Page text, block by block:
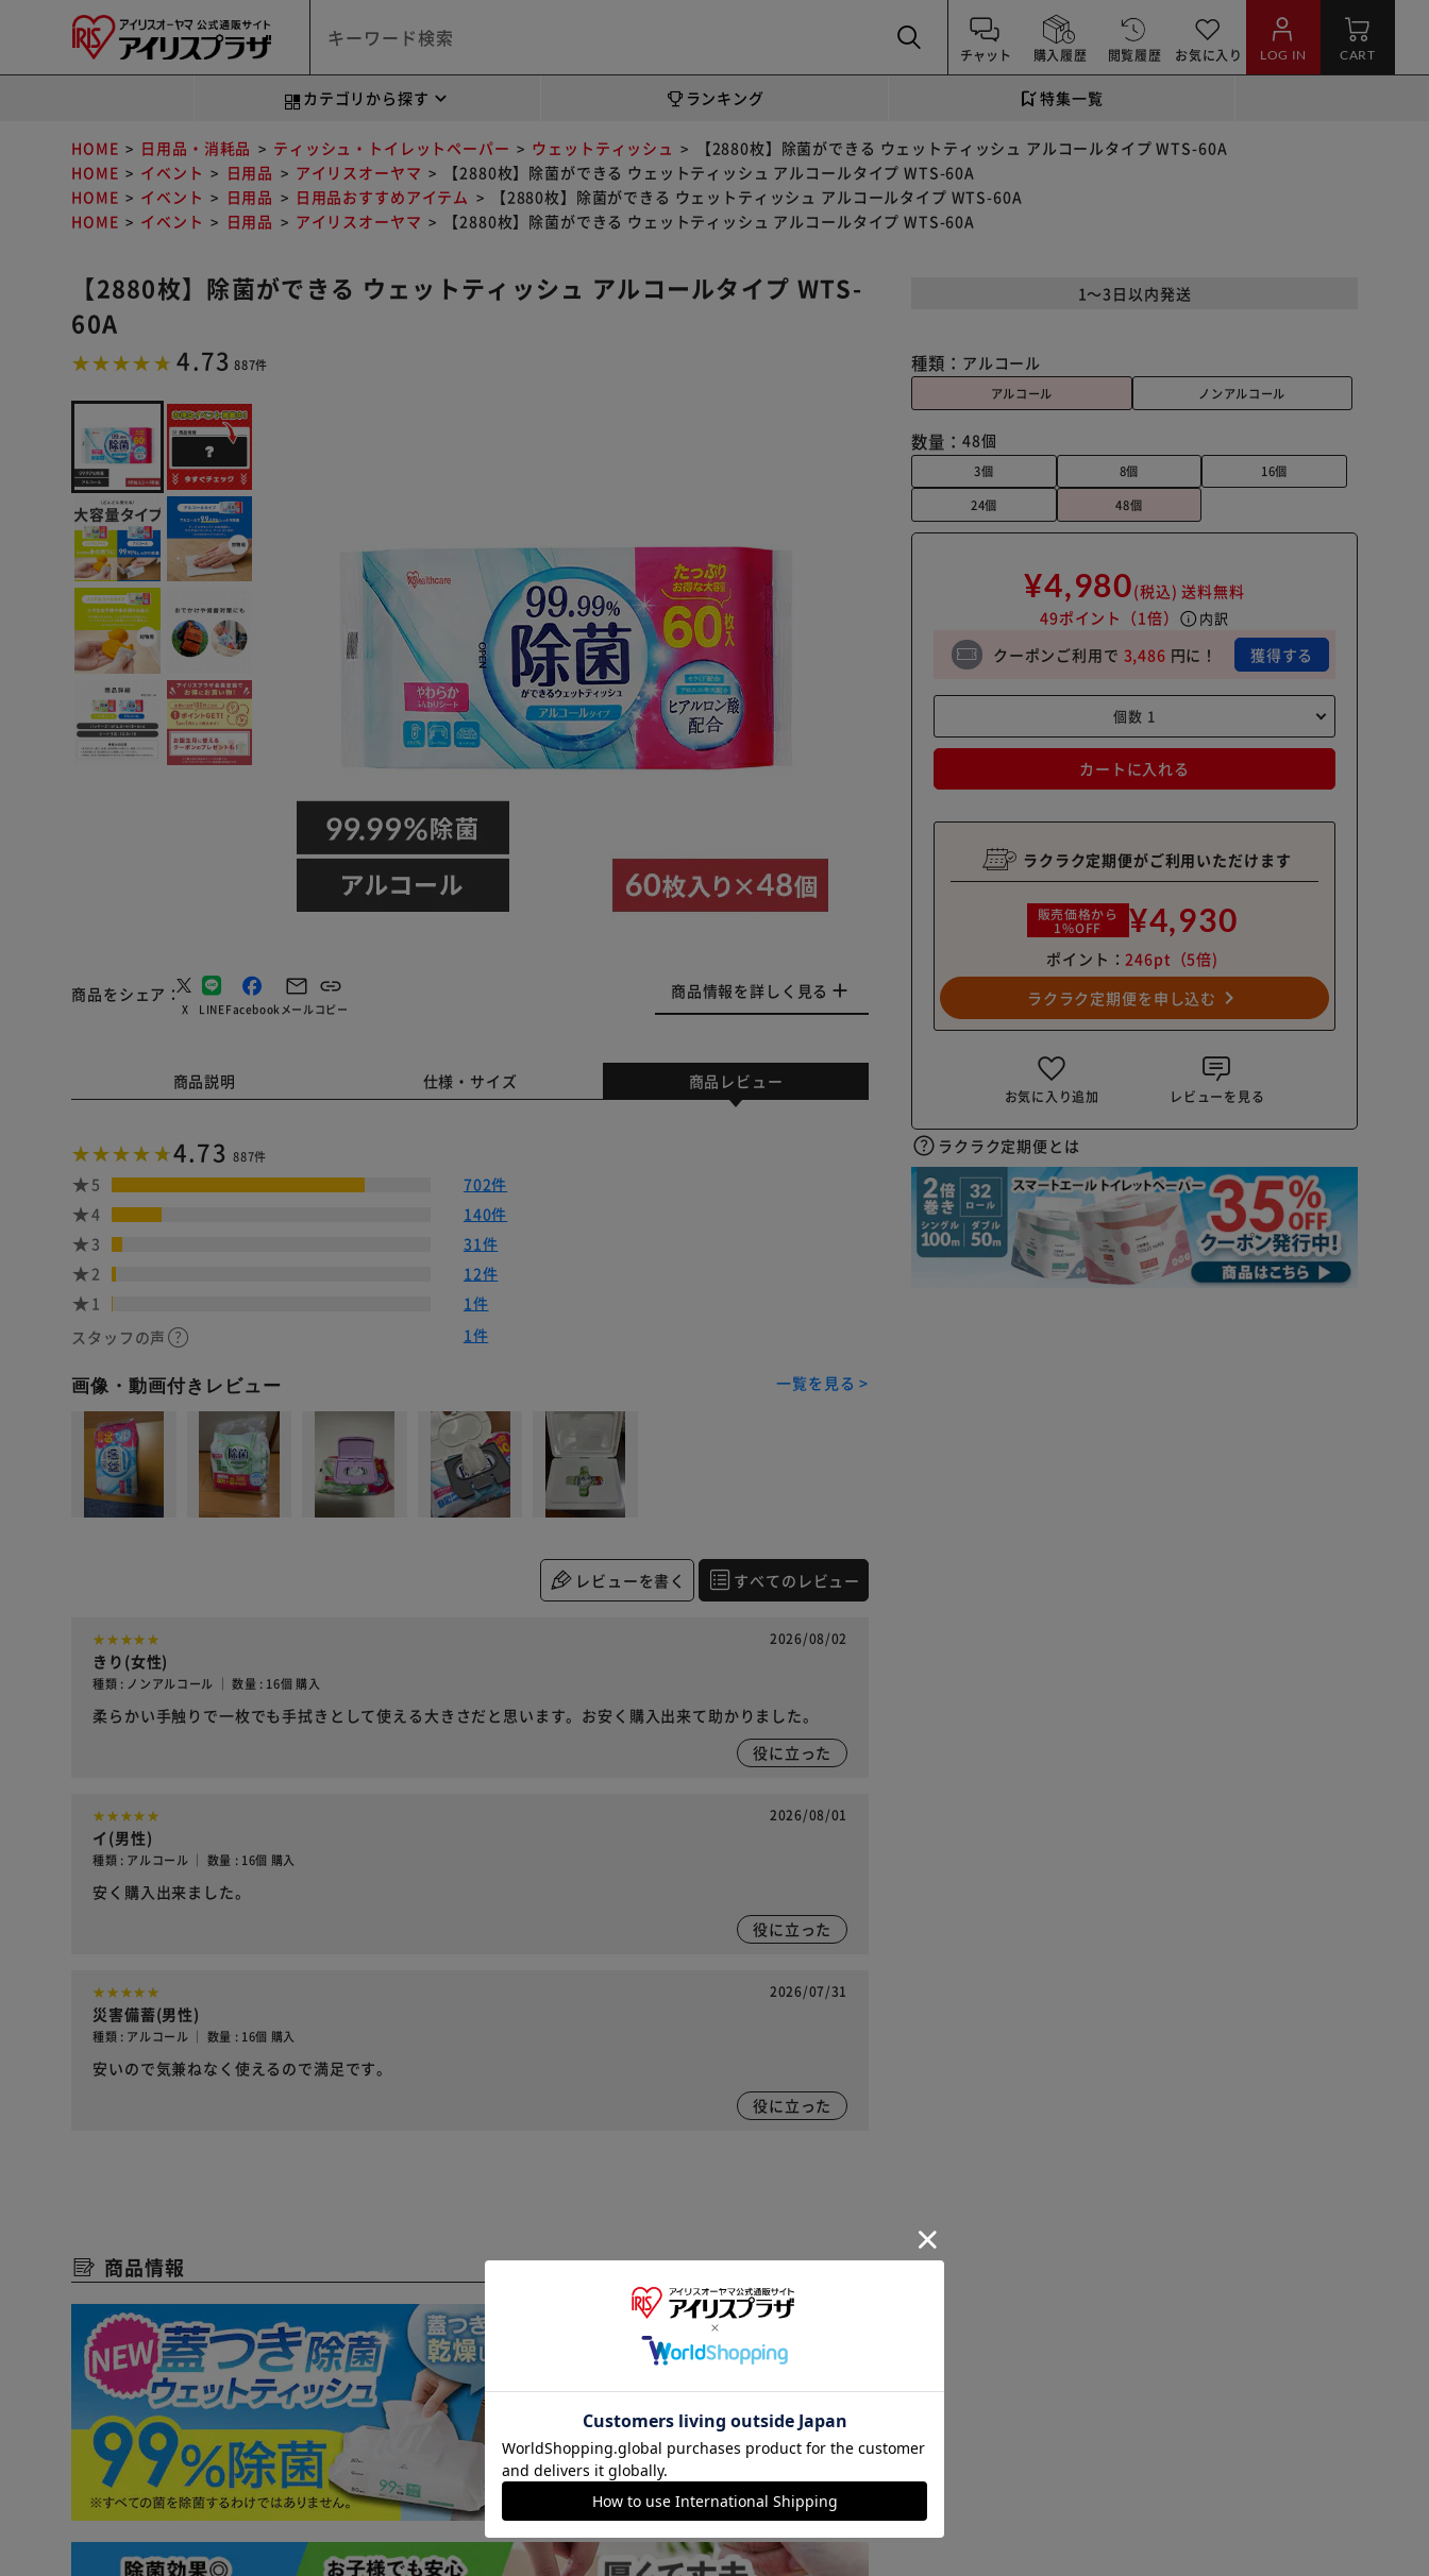
チャット 購入履歴 閲覧履歴 お気に入り LOG IN CART
カテゴリから探す ランキング 特集一覧
HOME 日用品・消耗品 ティッシュ・トイレットペーパー ウェットティッシュ
【2880枚】除菌ができる ウェットティッシュ アルコールタイプ WTS-60A
HOME
イベント 日用品 アイリスオーヤマ
【2880枚】除菌ができる ウェットティッシュ アルコールタイプ WTS-60A
HOME
イベント 日用品 日用品おすすめアイテム
【2880枚】除菌ができる ウェットティッシュ アルコールタイプ WTS-60A
HOME
イベント 日用品 アイリスオーヤマ 【2880枚】除菌ができる ウェットティッシュ アルコールタイプ WTS-60A
【2880枚】除菌ができる ウェットティッシュ アルコールタイプ WTS-
60A
4.73 887件
商品をシェア
X LINEFacebookメールコピー
商品情報を詳しく見る
1～3日以内発送
種類： アルコール
アルコール ノンアルコール
数量： 48個
3個 8個
16個
24個
48個
¥4,980(税込) 送料無料
49ポイント （1倍） info 内訳
クーポンご利用で 3,486 円に！ 獲得する
カートに入れる
ラクラク定期便がご利用いただけます
販売価格から
1%OFF ¥4,930
ポイント：246pt （5倍)
ラクラク定期便を申し込む navigate_next
お気に入り追加 レビューを見る
ラクラク定期便とは
商品説明 仕様・サイズ 商品レビュー
4.73 887件
5
702件
4
140件
3
31件
2
12件
1
1件
スタッフの声
1件
画像・動画付きレビュー 一覧を見る >
レビューを書く すべてのレビュー
2026/08/02
きり(女性)
種類 : ノンアルコール ｜ 数量 : 16個 購入
柔らかい手触りで一枚でも手拭きとして使える大きさだと思います。お安く購入出来て助かりました。
役に立った
2026/08/01
イ(男性)
種類 : アルコール ｜ 数量 : 16個 購入
安く購入出来ました。
役に立った
2026/07/31
災害備蓄(男性)
種類 : アルコール ｜ 数量 : 16個 購入
安いので気兼ねなく使えるので満足です。
役に立った
商品情報
※ご確認ください